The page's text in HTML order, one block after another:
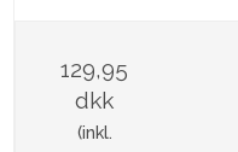
129,95
dkk
(inkl.